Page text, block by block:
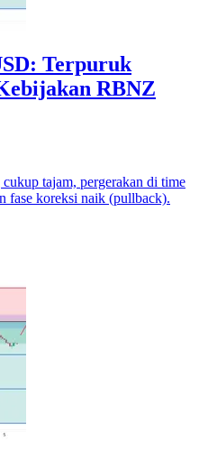
Terpuruk
RBNZ
tajam, pergerakan di time
fase koreksi naik (pullback).